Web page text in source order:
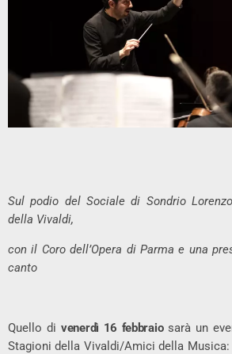
Sul podio del Sociale di Sondrio
della Vivaldi,
con il Coro dell’Opera di Parma e una
canto
Quello di venerdì 16 febbraio sarà un
Stagioni della Vivaldi/Amici della Musica: